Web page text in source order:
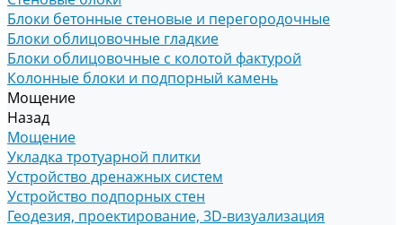
Блоки бетонные стеновые и перегородочные
Блоки облицовочные гладкие
Блоки облицовочные с колотой фактурой
Колонные блоки и подпорный камень
Мощение
Назад
Мощение
Укладка тротуарной плитки
Устройство дренажных систем
Устройство подпорных стен
Геодезия, проектирование, 3D-визуализация